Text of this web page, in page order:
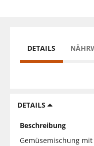
DETAILS
DETAILS
Beschreibung
Gemüsemischung